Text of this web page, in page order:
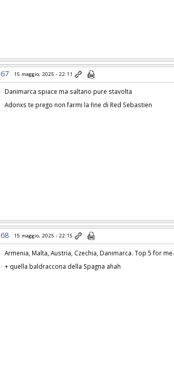
67 15 maggio, 2025 - 22:11
Danimarca spiace ma saltano pure stavolta
Adonxs te prego non farmi la fine di Red Sebastien
68 15 maggio, 2025 - 22:15
Armenia, Malta, Austria, Czechia, Danimarca. Top 5 for me.
+ quella baldraccona della Spagna ahah